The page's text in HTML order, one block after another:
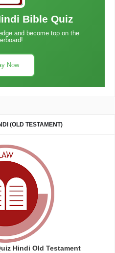
Bible Quiz
and become top on the
Now
(OLD TESTAMENT)
Hindi Old Testament